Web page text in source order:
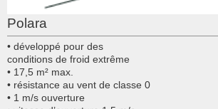
Polara
• développé pour des
conditions de froid extrême
• 17,5 m² max.
• résistance au vent de classe 0
• 1 m/s ouverture